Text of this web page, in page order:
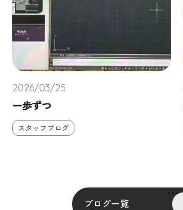
2026/03/25
一歩ずつ
スタッフブログ
ブログ一覧